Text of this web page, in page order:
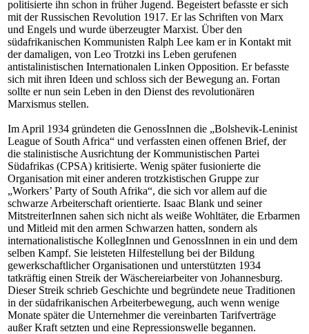
politisierte ihn schon in früher Jugend. Begeistert befasste er sich
mit der Russischen Revolution 1917. Er las Schriften von Marx
und Engels und wurde überzeugter Marxist. Über den
südafrikanischen Kommunisten Ralph Lee kam er in Kontakt mit
der damaligen, von Leo Trotzki ins Leben gerufenen
antistalinistischen Internationalen Linken Opposition. Er befasste
sich mit ihren Ideen und schloss sich der Bewegung an. Fortan
sollte er nun sein Leben in den Dienst des revolutionären
Marxismus stellen.
Im April 1934 gründeten die GenossInnen die „Bolshevik-Leninist
League of South Africa“ und verfassten einen offenen Brief, der
die stalinistische Ausrichtung der Kommunistischen Partei
Südafrikas (CPSA) kritisierte. Wenig später fusionierte die
Organisation mit einer anderen trotzkistischen Gruppe zur
„Workers’ Party of South Afrika“, die sich vor allem auf die
schwarze Arbeiterschaft orientierte. Isaac Blank und seiner
MitstreiterInnen sahen sich nicht als weiße Wohltäter, die Erbarmen
und Mitleid mit den armen Schwarzen hatten, sondern als
internationalistische KollegInnen und GenossInnen in ein und dem
selben Kampf. Sie leisteten Hilfestellung bei der Bildung
gewerkschaftlicher Organisationen und unterstützten 1934
tatkräftig einen Streik der Wäschereiarbeiter von Johannesburg.
Dieser Streik schrieb Geschichte und begründete neue Traditionen
in der südafrikanischen Arbeiterbewegung, auch wenn wenige
Monate später die Unternehmer die vereinbarten Tarifverträge
außer Kraft setzten und eine Repressionswelle begannen.